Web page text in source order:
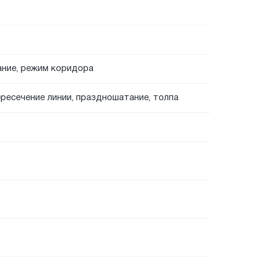
режим коридора
линии, праздношатание, толпа